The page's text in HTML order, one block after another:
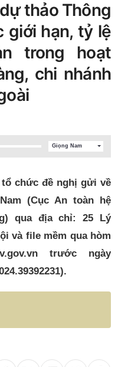
thảo Thông
giới hạn, tỷ lệ
trong hoạt
chi nhánh
Giọng Nam
tổ chức đề nghị gửi về
(Cục An toàn hệ
qua địa chỉ: 25 Lý
và file mềm qua hòm
trước ngày